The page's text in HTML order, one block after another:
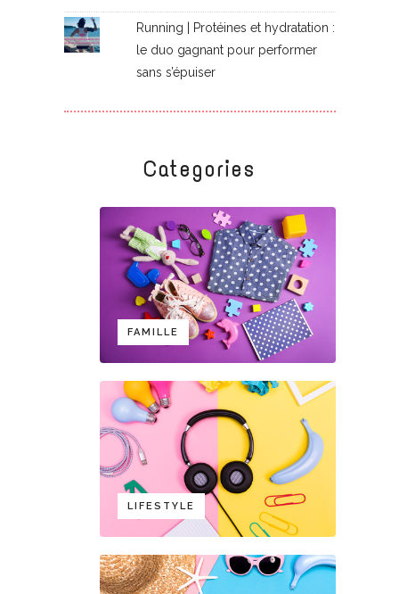
Running | Protéines et hydratation :
le duo gagnant pour performer
sans s’épuiser
Categories
FAMILLE
LIFESTYLE